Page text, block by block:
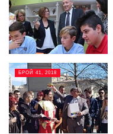
БРОЙ 41, 2018